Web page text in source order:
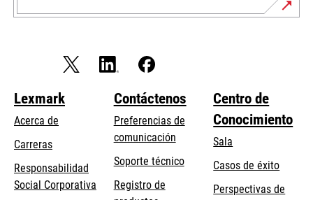
Lexmark
Acerca de
Carreras
Responsabilidad
Social Corporativa
Contáctenos
Preferencias de
comunicación
Soporte técnicose
Registro de
Centro de
Conocimiento
Sala
Casos de éxito
Perspectivas de